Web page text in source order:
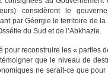
considèrent le
par Géorgie le territoire de
du Sud et de l’Abkhazie.
reconstruire les « parties
que le niveau de
ne serait-ce que